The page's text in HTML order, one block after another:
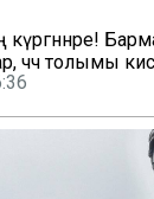
чәч толымы